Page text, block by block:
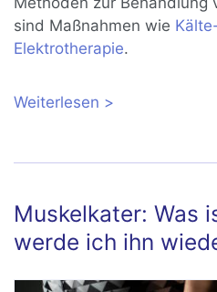
sind Maßnahmen wie
Elektrotherapie.
Weiterlesen über
Muskelkater: Was
werde ich ihn